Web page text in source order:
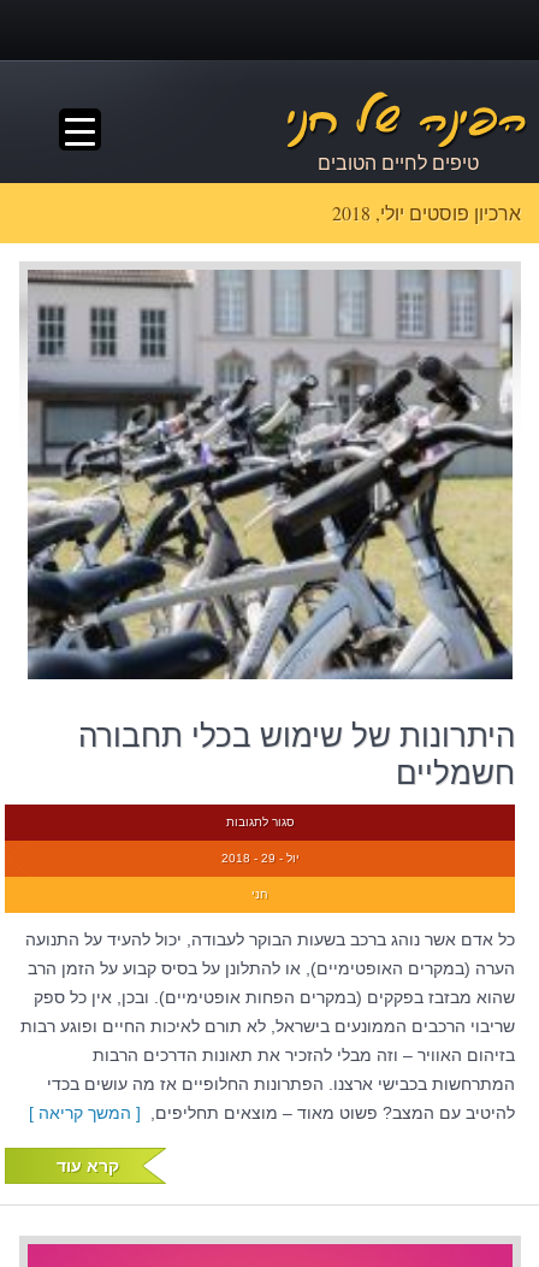
טיפים לחיים הטובים
ארכיון פוסטים יולי, 2018
היתרונות של שימוש בכלי תחבורה
חשמליים
סגור לתגובות
יול - 29 - 2018
חני
כל אדם אשר נוהג ברכב בשעות הבוקר לעבודה, יכול להעיד על התנועה
הערה (במקרים האופטימיים), או להתלונן על בסיס קבוע על הזמן הרב
שהוא מבזבז בפקקים (במקרים הפחות אופטימיים). ובכן, אין כל ספק
שריבוי הרכבים הממונעים בישראל, לא תורם לאיכות החיים ופוגע רבות
בזיהום האוויר – וזה מבלי להזכיר את תאונות הדרכים הרבות
המתרחשות בכבישי ארצנו. הפתרונות החלופיים אז מה עושים בכדי
להיטיב עם המצב? פשוט מאוד – מוצאים תחליפים,
[ המשך קריאה ]
קרא עוד